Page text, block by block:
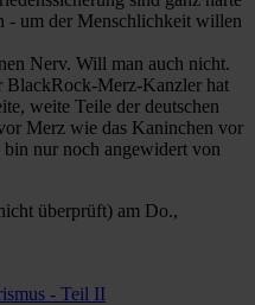
- um der Menschlichkeit willen
Nerv. Will man auch nicht.
BlackRock-Merz-Kanzler hat
weite Teile der deutschen
Merz wie das Kaninchen vor
nur noch angewidert von
überprüft) am Do.,
- Teil II